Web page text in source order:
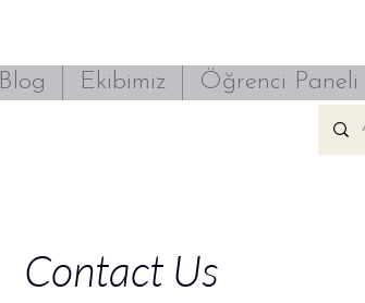
Blog Ekibimiz Öğrenci Paneli
Contact Us